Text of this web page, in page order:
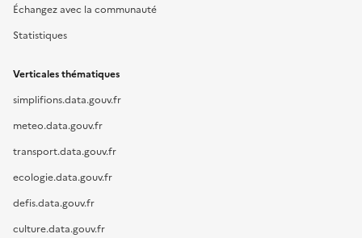
Échangez avec la communauté
Statistiques
Verticales thématiques
simplifions.data.gouv.fr
meteo.data.gouv.fr
transport.data.gouv.fr
ecologie.data.gouv.fr
defis.data.gouv.fr
culture.data.gouv.fr